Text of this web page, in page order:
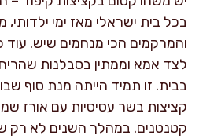
בכל בית ישראלי מאז ימי
והמרקמים הכי מנחמים שיש. עוד
לצד אמא וממתין בסבלנות
בבית. זו תמיד הייתה מנת סוף
קציצות בשר עסיסיות עם אורז
קטנטנים. במהלך השנים לא רק